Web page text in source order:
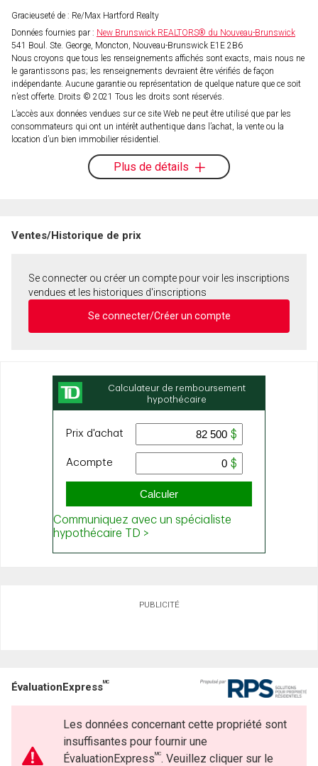
Gracieuseté de : Re/Max Hartford Realty
Données fournies par : New Brunswick REALTORS® du Nouveau-Brunswick
541 Boul. Ste. George, Moncton, Nouveau-Brunswick E1E 2B6
Nous croyons que tous les renseignements affichés sont exacts, mais nous ne
le garantissons pas; les renseignements devraient être vérifiés de façon
indépendante. Aucune garantie ou représentation de quelque nature que ce soit
n’est offerte. Droits © 2021 Tous les droits sont réservés.
L’accès aux données vendues sur ce site Web ne peut être utilisé que par les
consommateurs qui ont un intérêt authentique dans l’achat, la vente ou la
location d’un bien immobilier résidentiel.
Plus de détails
Ventes/Historique de prix
Se connecter ou créer un compte pour voir les inscriptions
vendues et les historiques d'inscriptions
Se connecter/Créer un compte
PUBLICITÉ
ÉvaluationExpressMC
Les données concernant cette propriété sont
insuffisantes pour fournir une
ÉvaluationExpressMC. Veuillez cliquer sur le